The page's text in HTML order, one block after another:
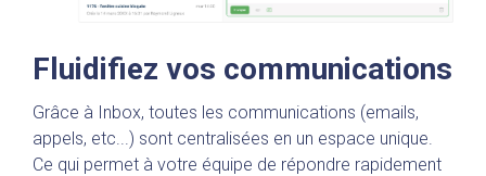
Fluidifiez vos communications
Grâce à Inbox, toutes les communications (emails,
appels, etc...) sont centralisées en un espace unique.
Ce qui permet à votre équipe de répondre rapidement